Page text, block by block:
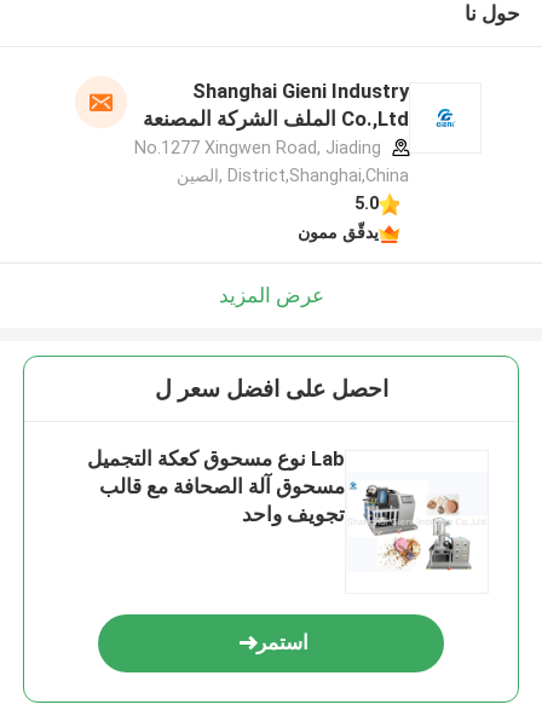
حول نا
Shanghai Gieni Industry
Co.,Ltd الملف الشركة المصنعة
No.1277 Xingwen Road, Jiading
District,Shanghai,China ,الصين
5.0
يدقّق ممون
عرض المزيد
احصل على افضل سعر ل
Lab نوع مسحوق كعكة التجميل
مسحوق آلة الصحافة مع قالب
تجويف واحد
استمر